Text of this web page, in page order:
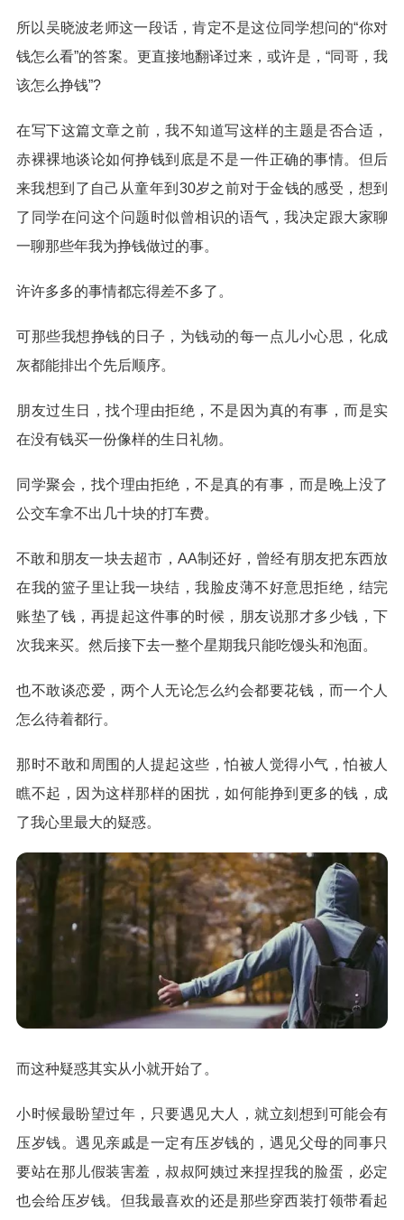
所以吴晓波老师这一段话，肯定不是这位同学想问的“你对
钱怎么看”的答案。更直接地翻译过来，或许是，“同哥，我
该怎么挣钱”?
在写下这篇文章之前，我不知道写这样的主题是否合适，
赤裸裸地谈论如何挣钱到底是不是一件正确的事情。但后
来我想到了自己从童年到30岁之前对于金钱的感受，想到
了同学在问这个问题时似曾相识的语气，我决定跟大家聊
一聊那些年我为挣钱做过的事。
许许多多的事情都忘得差不多了。
可那些我想挣钱的日子，为钱动的每一点儿小心思，化成
灰都能排出个先后顺序。
朋友过生日，找个理由拒绝，不是因为真的有事，而是实
在没有钱买一份像样的生日礼物。
同学聚会，找个理由拒绝，不是真的有事，而是晚上没了
公交车拿不出几十块的打车费。
不敢和朋友一块去超市，AA制还好，曾经有朋友把东西放
在我的篮子里让我一块结，我脸皮薄不好意思拒绝，结完
账垫了钱，再提起这件事的时候，朋友说那才多少钱，下
次我来买。然后接下去一整个星期我只能吃馒头和泡面。
也不敢谈恋爱，两个人无论怎么约会都要花钱，而一个人
怎么待着都行。
那时不敢和周围的人提起这些，怕被人觉得小气，怕被人
瞧不起，因为这样那样的困扰，如何能挣到更多的钱，成
了我心里最大的疑惑。
而这种疑惑其实从小就开始了。
小时候最盼望过年，只要遇见大人，就立刻想到可能会有
压岁钱。遇见亲戚是一定有压岁钱的，遇见父母的同事只
要站在那儿假装害羞，叔叔阿姨过来捏捏我的脸蛋，必定
也会给压岁钱。但我最喜欢的还是那些穿西装打领带看起